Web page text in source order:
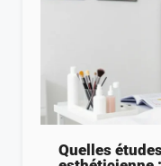
Quelles